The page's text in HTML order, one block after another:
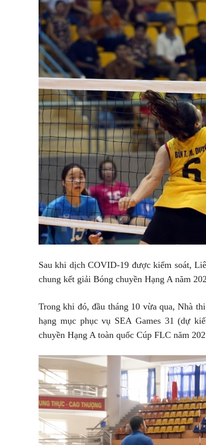
Sau khi dịch COVID-19 được kiểm soát,
chung kết giải Bóng chuyền Hạng A năm
Trong khi đó, đầu tháng 10 vừa qua, Nhà
hạng mục phục vụ SEA Games 31 (dự
chuyền Hạng A toàn quốc Cúp FLC năm